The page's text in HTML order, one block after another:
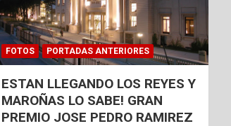
FOTOS PORTADAS ANTERIORES
ESTAN LLEGANDO LOS REYES Y
MAROÑAS LO SABE! GRAN
PREMIO JOSE PEDRO RAMIREZ